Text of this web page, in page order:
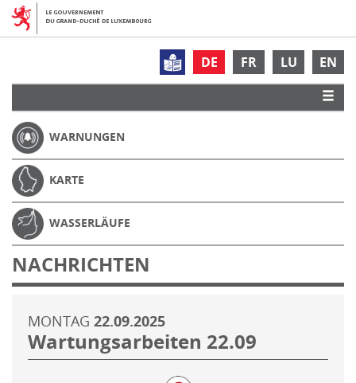
DE FR LU EN
WARNUNGEN
KARTE
WASSERLÄUFE
NACHRICHTEN
MONTAG 22.09.2025
Wartungsarbeiten 22.09